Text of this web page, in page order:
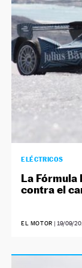
ELÉCTRICOS
La Fórmula
contra el
EL MOTOR | 19/09/